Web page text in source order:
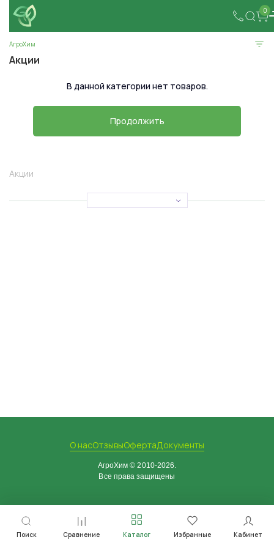
0
Поиск Сравнение Каталог Избранные Кабинет
АгроХим
Акции
В данной категории нет товаров.
Продолжить
Акции
О насОтзывыОфертаДокументы
АгроХим © 2010-2026.
Все права защищены